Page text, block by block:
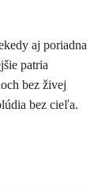
aj poriadna
patria
bez živej
bez cieľa.